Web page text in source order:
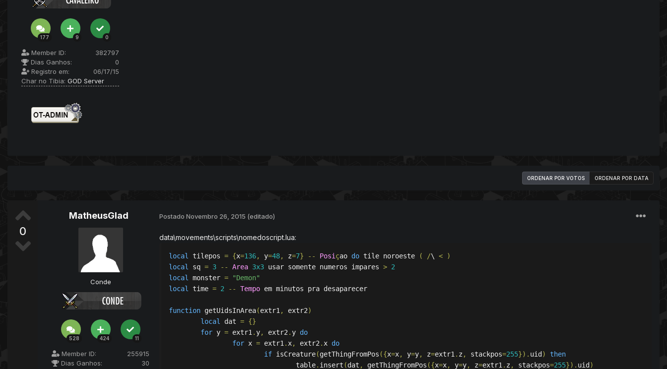
177 9 0
Member ID:
382797
Dias Ganhos:
0
Registro em:
06/17/15
Char no Tibia: GOD Server
ORDENAR POR VOTOS ORDENAR POR DATA
0
MatheusGlad
Conde
528 424 11
Member ID:
255915
Dias Ganhos:
30
Postado Novembro 26, 2015 (editado)
data\movements\scripts\nomedoscript.lua:
local tilepos = {x=136, y=48, z=7} -- Posi çao do tile noroeste ( /\ <
)
local
sq = 3 -- Area 3x3 usar somente numeros impares > 2
local
monster =
"Demon"
local
time = 2 -- Tempo em minutos pra desaparecer
function getUidsInArea(extr1 , extr2)
local
dat = {}
for y = extr1 . y, extr2 . y do
for x = extr1 . x, extr2 . x do
if isCreature(getThingFromPos ({x=x, y=y, z=extr1 . z, stackpos=255}). uid )
then
				table
. insert (dat , getThingFromPos ({x=x, y=y, z=extr1 . z, stackpos=255}). uid )